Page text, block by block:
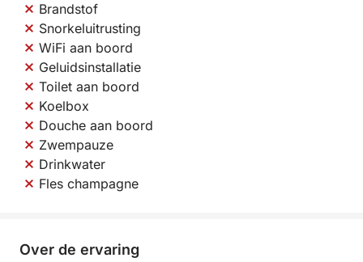
Brandstof
Snorkeluitrusting
WiFi aan boord
Geluidsinstallatie
Toilet aan boord
Koelbox
Douche aan boord
Zwempauze
Drinkwater
Fles champagne
Over de ervaring